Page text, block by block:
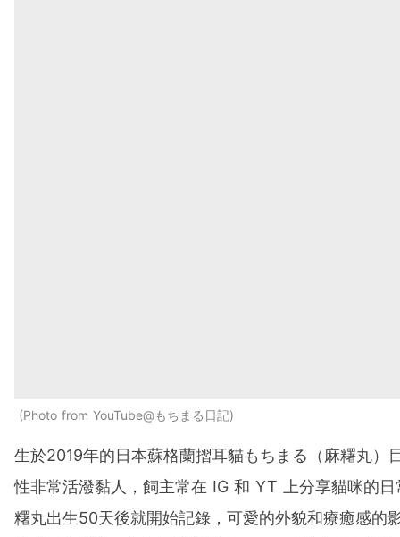
Photo from YouTube@もちまる日記
生於2019年的日本蘇格蘭摺耳貓もちまる（麻糬丸）
性非常活潑黏人，飼主常在 IG 和 YT 上分享貓咪的日
糬丸出生50天後就開始記錄，可愛的外貌和療癒感的